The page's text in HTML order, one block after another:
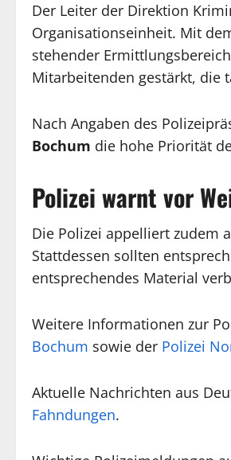
Der Leiter der Direktion
Organisationseinheit. Mit
stehender
Mitarbeitenden gestärkt, die
Nach Angaben des
Bochum die hohe Priorität
Polizei warnt vor
Die Polizei appelliert zudem
Stattdessen sollten
entsprechendes Material
Weitere Informationen zur
Bochum sowie der Polizei
Aktuelle Nachrichten aus
Fahndungen.